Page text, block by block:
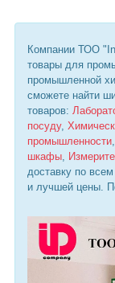
Компании ТОО
товары для
промышленной
сможете найти
товаров:
посуду,
промышленности,
шкафы,
доставку по
и лучшей цены.